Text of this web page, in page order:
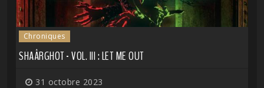
Chroniques
SHAÂRGHOT - VOL. III : LET ME OUT
31 octobre 2023